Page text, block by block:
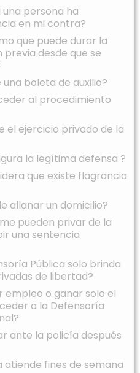
persona ha
en mi contra?
que puede durar la
desde que se
boleta de auxilio?
al procedimiento
el ejercicio privado de la
la legítima defensa ?
que existe flagrancia
allanar un domicilio?
pueden privar de la
una sentencia
Pública solo brinda
de libertad?
empleo o ganar solo el
a la Defensoría
ante la policía después
atiende fines de semana